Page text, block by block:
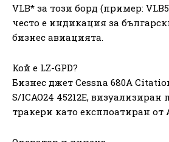
VLB* за този борд (пример:
често е индикация за
бизнес авиацията.
Кой е LZ-GPD?
Бизнес джет Cessna 680A
S/ICAO24 45212E,
тракери като експлоатиран от